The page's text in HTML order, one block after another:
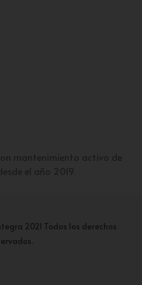
2021 Todos los derechos